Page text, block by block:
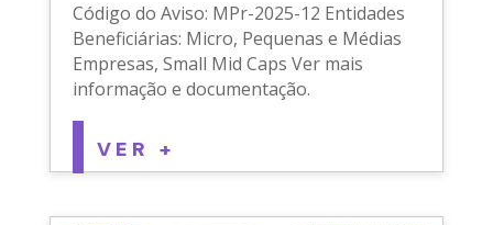
Código do Aviso: MPr-2025-12 Entidades
Beneficiárias: Micro, Pequenas e Médias
Empresas, Small Mid Caps Ver mais
informação e documentação.
VER +